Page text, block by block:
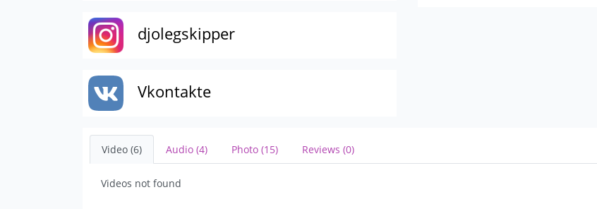
djolegskipper
Vkontakte
Video (6) Audio (4) Photo (15) Reviews (0)
Videos not found